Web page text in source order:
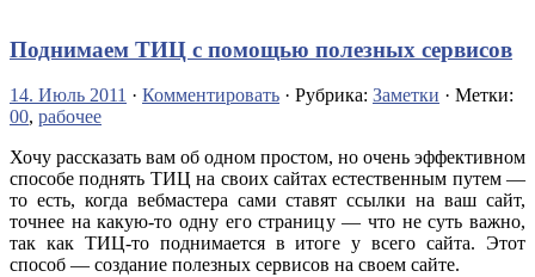
Поднимаем ТИЦ с помощью полезных сервисов
14. Июль 2011 · Комментировать · Рубрика: Заметки · Метки:
00, рабочее
Хочу рассказать вам об одном простом, но очень эффективном
способе поднять ТИЦ на своих сайтах естественным путем —
то есть, когда вебмастера сами ставят ссылки на ваш сайт,
точнее на какую-то одну его страницу — что не суть важно,
так как ТИЦ-то поднимается в итоге у всего сайта. Этот
способ — создание полезных сервисов на своем сайте.